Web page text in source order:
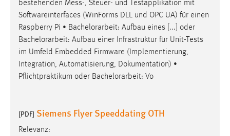
bestehenden Mess-, Steuer- und Testapplikation mit
Softwareinterfaces (WinForms DLL und OPC UA) für einen
Raspberry Pi • Bachelorarbeit: Aufbau eines [...] oder
Bachelorarbeit: Aufbau einer Infrastruktur für Unit-Tests
im Umfeld Embedded Firmware (Implementierung,
Integration, Automatisierung, Dokumentation) •
Pflichtpraktikum oder Bachelorarbeit: Vo
[PDF] Siemens Flyer Speeddating OTH
Relevanz: